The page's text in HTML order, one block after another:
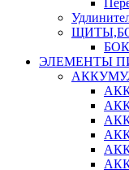
ЭЛЕМЕНТЫ